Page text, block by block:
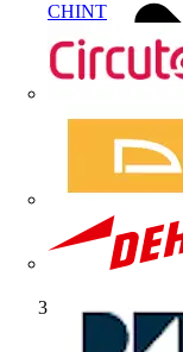
CHINT
Artículos técnicos